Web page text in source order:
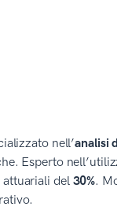
nell’analisi
Esperto
attuariali del 30%.